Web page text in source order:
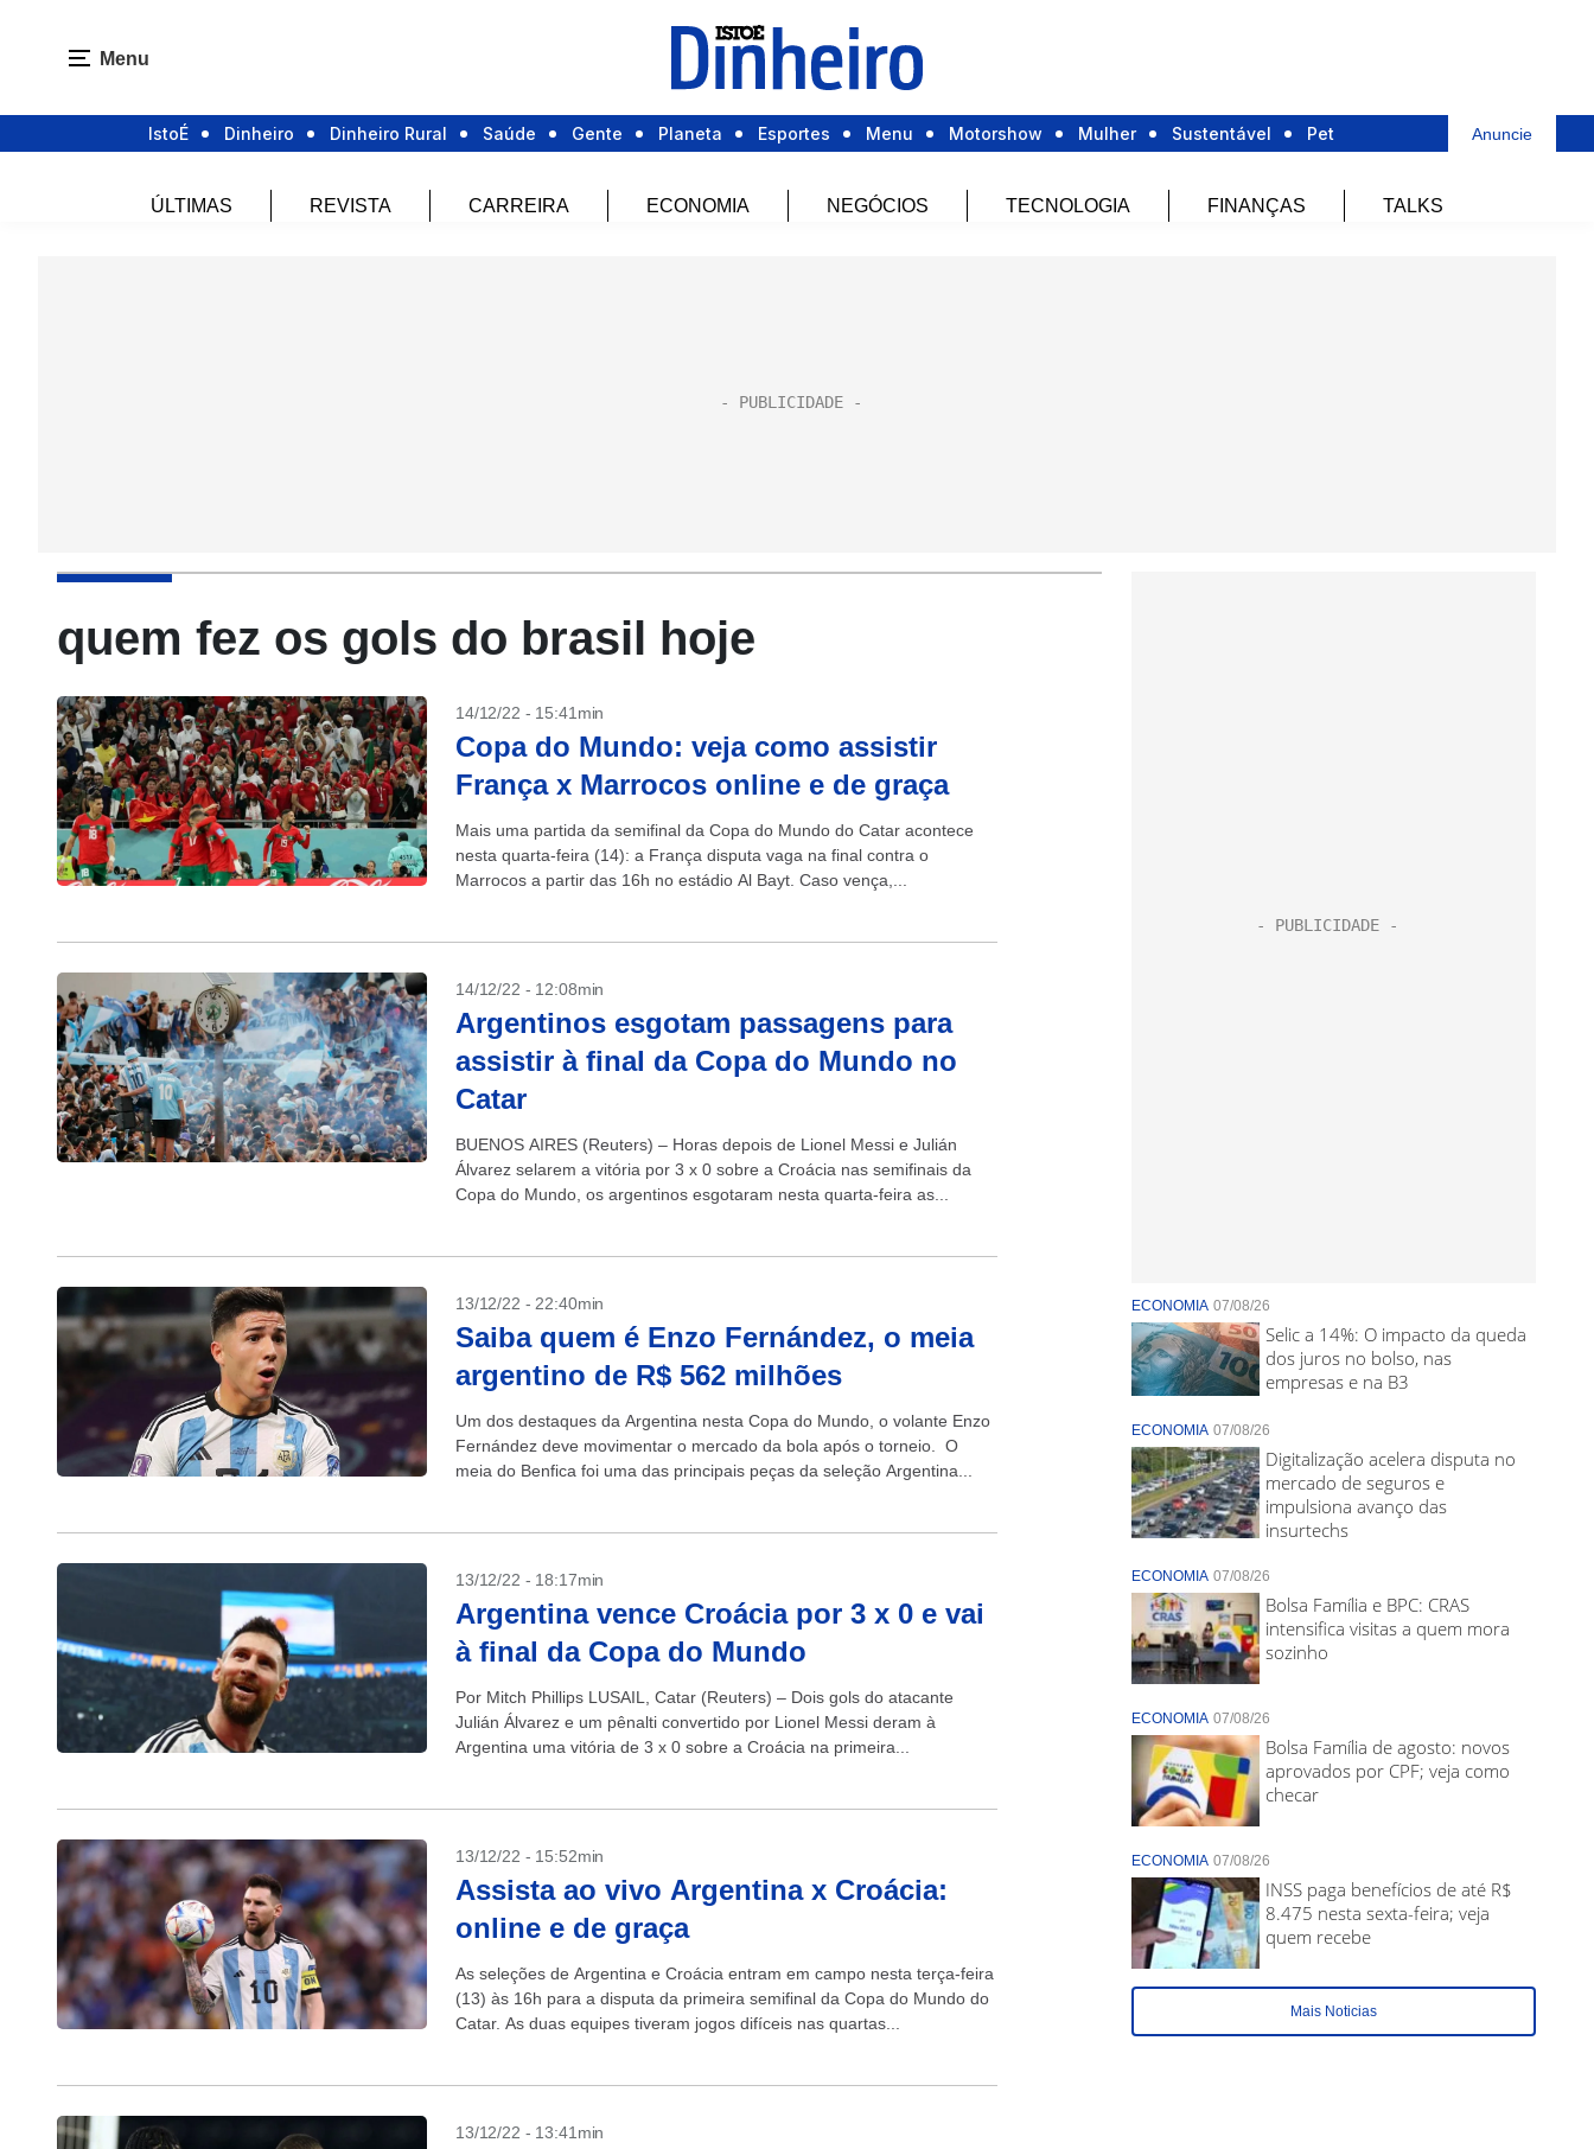
Menu
IstoÉ Dinheiro Dinheiro Rural Saúde Gente Planeta Esportes Menu Motorshow Mulher Sustentável Pet Anuncie
ÚLTIMAS REVISTA CARREIRA ECONOMIA NEGÓCIOS TECNOLOGIA FINANÇAS TALKS
quem fez os gols do brasil hoje
14/12/22 - 15:41min
Copa do Mundo: veja como assistir
França x Marrocos online e de graça
Mais uma partida da semifinal da Copa do Mundo do Catar acontece
nesta quarta-feira (14): a França disputa vaga na final contra o
Marrocos a partir das 16h no estádio Al Bayt. Caso vença,...
14/12/22 - 12:08min
Argentinos esgotam passagens para
assistir à final da Copa do Mundo no
Catar
BUENOS AIRES (Reuters) – Horas depois de Lionel Messi e Julián
Álvarez selarem a vitória por 3 x 0 sobre a Croácia nas semifinais da
Copa do Mundo, os argentinos esgotaram nesta quarta-feira as...
13/12/22 - 22:40min
Saiba quem é Enzo Fernández, o meia
argentino de R$ 562 milhões
Um dos destaques da Argentina nesta Copa do Mundo, o volante Enzo
Fernández deve movimentar o mercado da bola após o torneio. O
meia do Benfica foi uma das principais peças da seleção Argentina...
13/12/22 - 18:17min
Argentina vence Croácia por 3 x 0 e vai
à final da Copa do Mundo
Por Mitch Phillips LUSAIL, Catar (Reuters) – Dois gols do atacante
Julián Álvarez e um pênalti convertido por Lionel Messi deram à
Argentina uma vitória de 3 x 0 sobre a Croácia na primeira...
13/12/22 - 15:52min
Assista ao vivo Argentina x Croácia:
online e de graça
As seleções de Argentina e Croácia entram em campo nesta terça-feira
(13) às 16h para a disputa da primeira semifinal da Copa do Mundo do
Catar. As duas equipes tiveram jogos difíceis nas quartas...
13/12/22 - 13:41min
ECONOMIA 07/08/26
Selic a 14%: O impacto da queda
dos juros no bolso, nas
empresas e na B3
ECONOMIA 07/08/26
Digitalização acelera disputa no
mercado de seguros e
impulsiona avanço das
insurtechs
ECONOMIA 07/08/26
Bolsa Família e BPC: CRAS
intensifica visitas a quem mora
sozinho
ECONOMIA 07/08/26
Bolsa Família de agosto: novos
aprovados por CPF; veja como
checar
ECONOMIA 07/08/26
INSS paga benefícios de até R$
8.475 nesta sexta-feira; veja
quem recebe
Mais Noticias